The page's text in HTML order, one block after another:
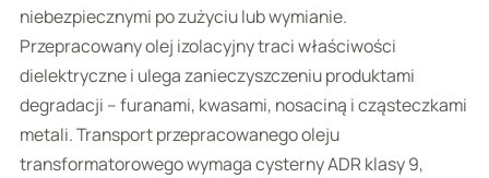
niebezpiecznymi po zużyciu lub wymianie.
Przepracowany olej izolacyjny traci właściwości
dielektryczne i ulega zanieczyszczeniu produktami
degradacji – furanami, kwasami, nosaciną i cząsteczkami
metali. Transport przepracowanego oleju
transformatorowego wymaga cysterny ADR klasy 9,